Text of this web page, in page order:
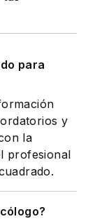
para
y
la
profesional